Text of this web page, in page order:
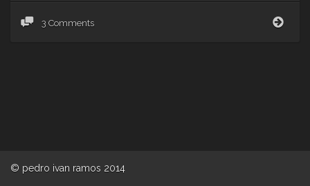
3 Comments
© pedro ivan ramos 2014